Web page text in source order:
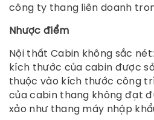
công ty thang liên doanh
Nhược điểm
Nội thất Cabin không sắc
kích thước của cabin được
thuộc vào kích thước công
của cabin thang không đạt
xảo như thang máy nhập